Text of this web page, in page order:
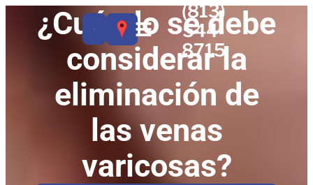
(813)
544-
8715
¿Cuándo se debe
considerar la
eliminación de
las venas
varicosas?